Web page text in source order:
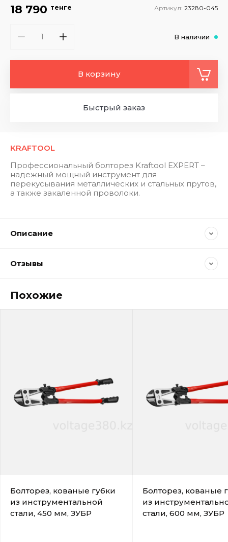
KRAFTOOL
Профессиональный болторез Kraftool EXPERT –
надежный мощный инструмент для
перекусывания металлических и стальных прутов,
а также закаленной проволоки.
18 790 тенге Артикул: 23280-045
В наличии
В корзину
Быстрый заказ
Описание
Отзывы
Похожие
Болторез, кованые губки
из инструментальной
стали, 450 мм, ЗУБР
Болторез, кованые
из
стали, 600 мм, ЗУБР